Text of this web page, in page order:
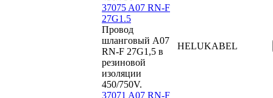
37075 A07 RN-F
27G1.5
Провод
шланговый A07
RN-F 27G1,5 в
резиновой
изоляции
450/750V.
HELUKABEL
37071 A07 RN-F